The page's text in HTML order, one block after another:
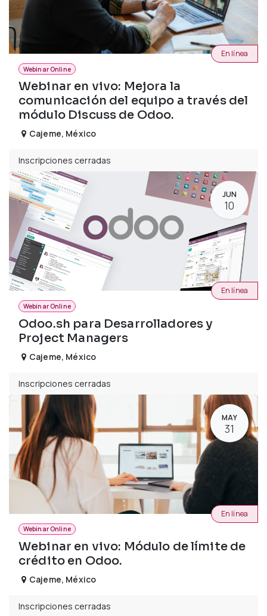
Webinar Online
Webinar en vivo: Mejora la
comunicación del equipo a través del
módulo Discuss de Odoo.
En línea
Cajeme, México
Inscripciones cerradas
JUN
10
Webinar Online
Odoo.sh para Desarrolladores y
Project Managers
En línea
Cajeme, México
Inscripciones cerradas
MAY
31
Webinar Online
Webinar en vivo: Módulo de límite de
crédito en Odoo.
En línea
Cajeme, México
Inscripciones cerradas